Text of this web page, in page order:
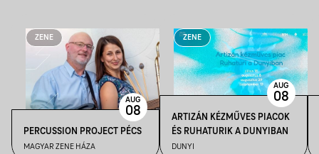
ZENE
PERCUSSION PROJECT PÉCS
MAGYAR ZENE HÁZA
AUG
08
ZENE
ARTIZÁN KÉZMŰVES PIACOK
ÉS RUHATURIK A DUNYIBAN
DUNYI
AUG
08